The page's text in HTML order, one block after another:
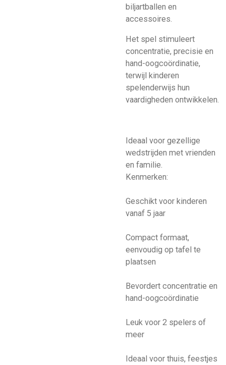
biljartballen en
accessoires.
Het spel stimuleert
concentratie, precisie en
hand-oogcoördinatie,
terwijl kinderen
spelenderwijs hun
vaardigheden ontwikkelen.
Ideaal voor gezellige
wedstrijden met vrienden
en familie.
Kenmerken:
Geschikt voor kinderen
vanaf 5 jaar
Compact formaat,
eenvoudig op tafel te
plaatsen
Bevordert concentratie en
hand-oogcoördinatie
Leuk voor 2 spelers of
meer
Ideaal voor thuis, feestjes